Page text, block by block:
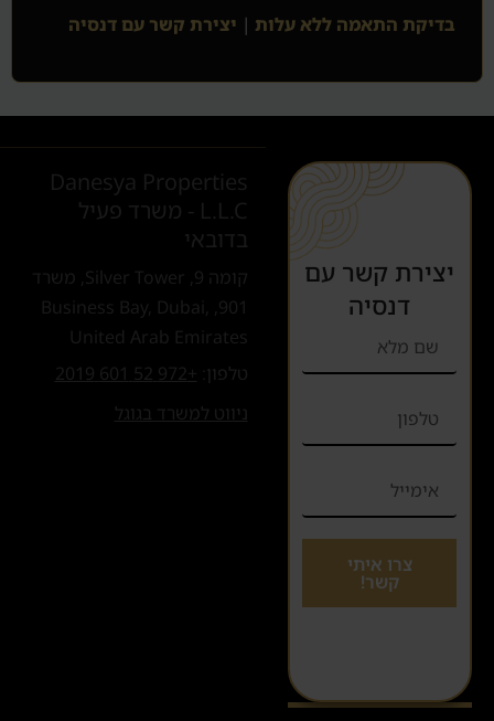
בדיקת התאמה ללא עלות | יצירת קשר עם דנסיה
יצירת קשר עם
דנסיה
צרו איתי
קשר!
Danesya Properties
L.L.C - משרד פעיל
בדובאי
קומה 9, Silver Tower, משרד
901, Business Bay, Dubai,
United Arab Emirates
טלפון:
+972 52 601 2019
ניווט למשרד בגוגל